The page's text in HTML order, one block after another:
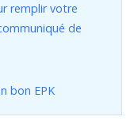
remplir votre
de
bon EPK